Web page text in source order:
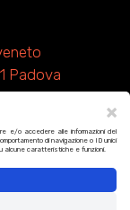
×
e/o accedere alle informazioni del
di navigazione o ID unici
alcune caratteristiche e funzioni.
Padova